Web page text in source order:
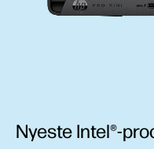
Nyeste Intel®-